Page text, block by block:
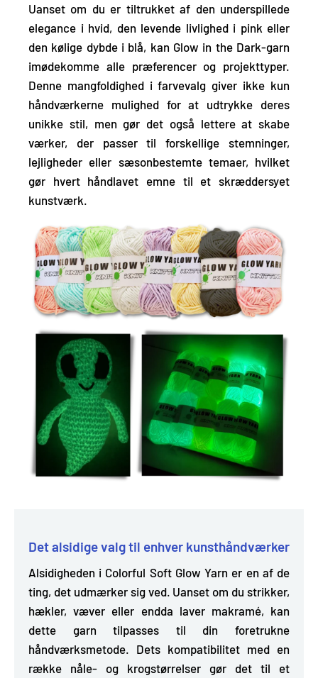
Uanset om du er tiltrukket af den underspillede
elegance i hvid, den levende livlighed i pink eller
den kølige dybde i blå, kan Glow in the Dark-garn
imødekomme alle præferencer og projekttyper.
Denne mangfoldighed i farvevalg giver ikke kun
håndværkerne mulighed for at udtrykke deres
unikke stil, men gør det også lettere at skabe
værker, der passer til forskellige stemninger,
lejligheder eller sæsonbestemte temaer, hvilket
gør hvert håndlavet emne til et skræddersyet
kunstværk.
Det alsidige valg til enhver kunsthåndværker
Alsidigheden i Colorful Soft Glow Yarn er en af de
ting, det udmærker sig ved. Uanset om du strikker,
hækler, væver eller endda laver makramé, kan
dette garntilpasses til din foretrukne
håndværksmetode. Dets kompatibilitet med en
række nåle- og krogstørrelser gør det til et